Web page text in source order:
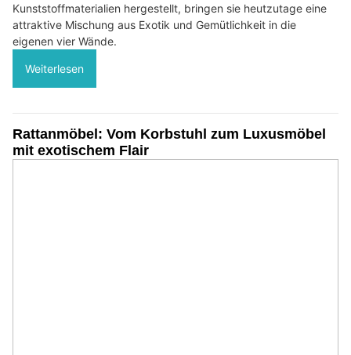
Kunststoffmaterialien hergestellt, bringen sie heutzutage eine
attraktive Mischung aus Exotik und Gemütlichkeit in die
eigenen vier Wände.
Weiterlesen
Rattanmöbel: Vom Korbstuhl zum Luxusmöbel
mit exotischem Flair